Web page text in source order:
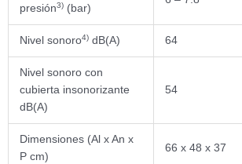
presión3)(bar)
Nivel sonoro4)dB(A) 64
Nivel sonoro con
cubierta insonorizante
dB(A)
54
Dimensiones (Al x An x
P cm)
66 x 48 x 37